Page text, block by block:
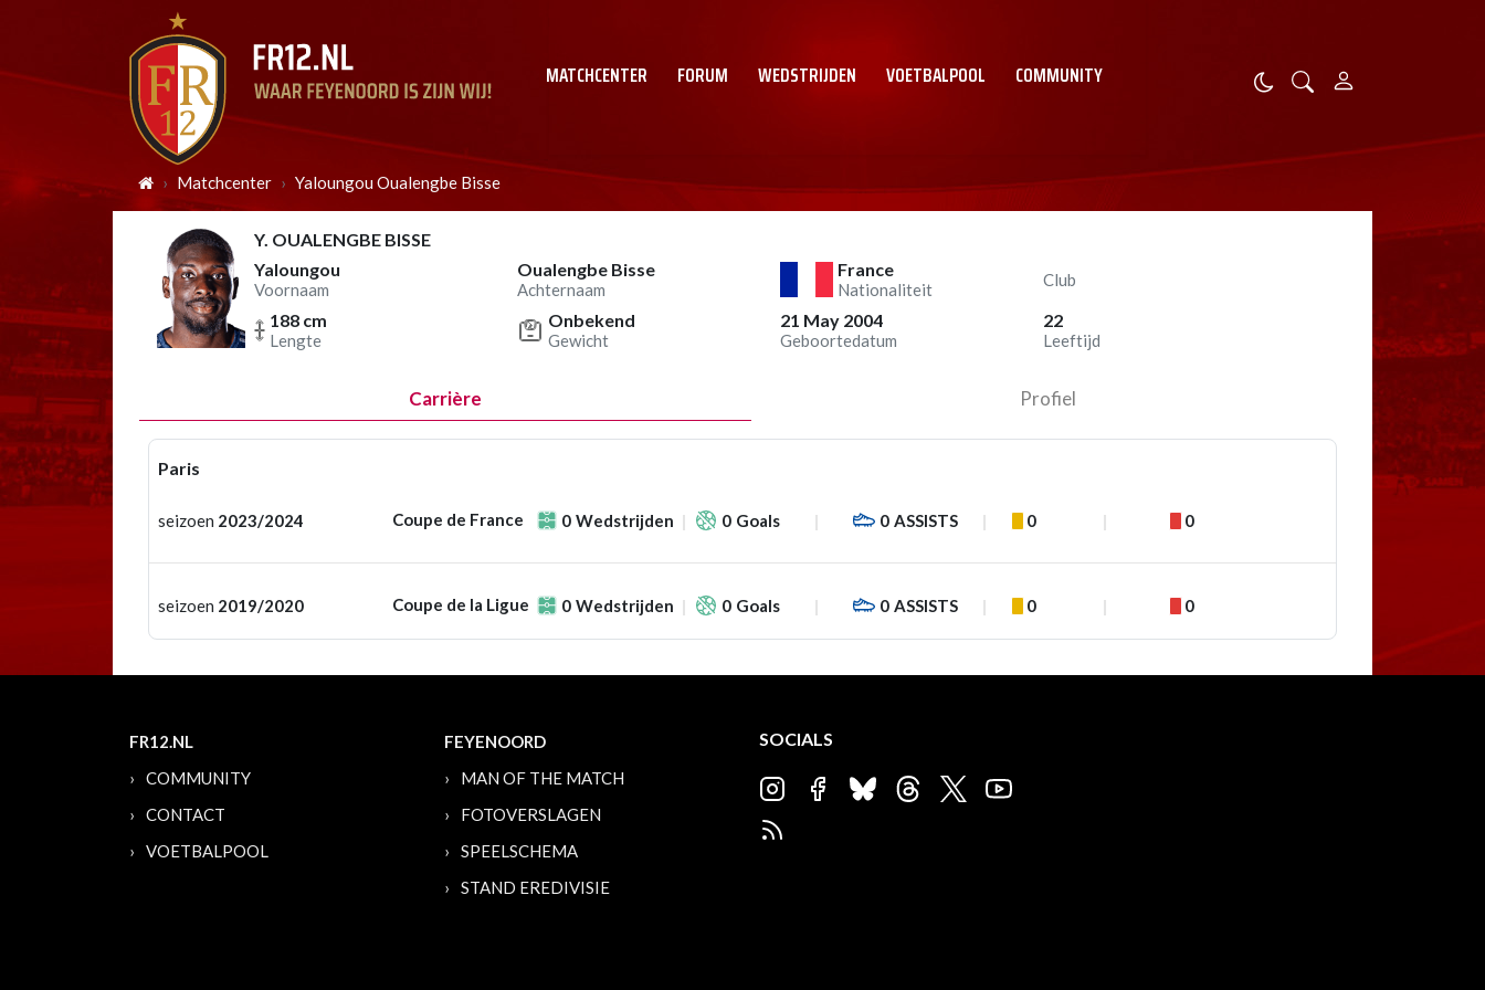
MATCHCENTER FORUM WEDSTRIJDEN VOETBALPOOL COMMUNITY
Matchcenter Yaloungou Oualengbe Bisse
Y. OUALENGBE BISSE
Yaloungou
Voornaam
Oualengbe Bisse
Achternaam
France
Nationaliteit
Club
188 cm
Lengte
Onbekend
Gewicht
21 May 2004
Geboortedatum
22
Leeftijd
Carrière Profiel
Paris
seizoen 2023/2024 Coupe de France 0 Wedstrijden 0 Goals 0 ASSISTS 0 0
seizoen 2019/2020 Coupe de la Ligue 0 Wedstrijden 0 Goals 0 ASSISTS 0 0
FR12.NL
COMMUNITY
CONTACT
VOETBALPOOL
FEYENOORD
MAN OF THE MATCH
FOTOVERSLAGEN
SPEELSCHEMA
STAND EREDIVISIE
SOCIALS